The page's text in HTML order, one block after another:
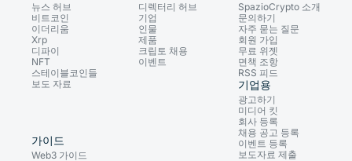
뉴스 허브
비트코인
이더리움
Xrp
디파이
NFT
스테이블코인들
보도 자료
디렉터리 허브
기업
인물
제품
크립토 채용
이벤트
가이드
Web3 가이드
SpazioCrypto 소개
문의하기
자주 묻는 질문
회원 가입
무료 위젯
면책 조항
RSS 피드
기업용
광고하기
미디어 킷
회사 등록
채용 공고 등록
이벤트 등록
보도자료 제출